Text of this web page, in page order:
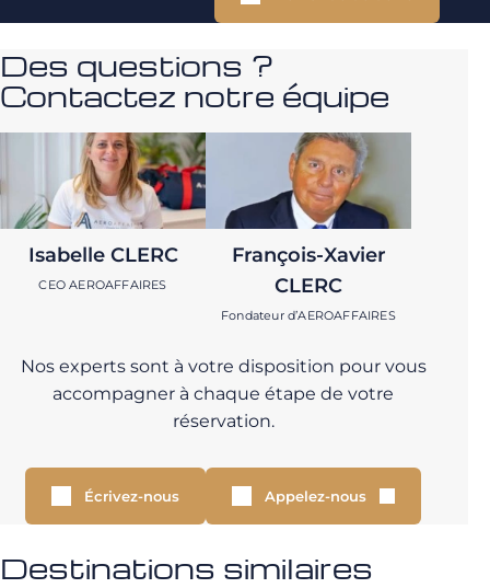
Des questions ?
Contactez notre équipe
Isabelle CLERC
CEO AEROAFFAIRES
François-Xavier
CLERC
Fondateur d’AEROAFFAIRES
Nos experts sont à votre disposition pour vous
accompagner à chaque étape de votre
réservation.
Écrivez-nous Appelez-nous
Destinations similaires